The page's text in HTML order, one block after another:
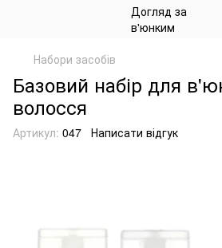
Набори засобів
Базовий набір для
волосся
Артикул: 047 Написати відгук